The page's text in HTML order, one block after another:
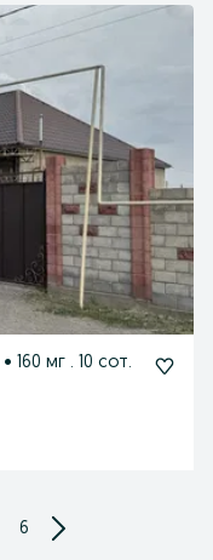
мг . 10 сот.
6